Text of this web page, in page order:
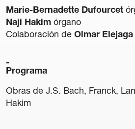
Noticias
Newsletter
Marie-Bernadette Dufourcet
Naji Hakim órgano
Colaboración de Olmar Elejaga
Programa
Obras de J.S. Bach, Franck,
Hakim